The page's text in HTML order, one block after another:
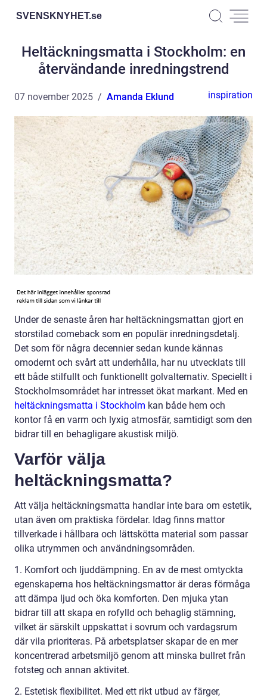
SVENSKNYHET.se
Heltäckningsmatta i Stockholm: en
återvändande inredningstrend
07 november 2025 Amanda Eklund inspiration
Under de senaste åren har heltäckningsmattan gjort en
storstilad comeback som en populär inredningsdetalj.
Det som för några decennier sedan kunde kännas
omodernt och svårt att underhålla, har nu utvecklats till
ett både stilfullt och funktionellt golvalternativ. Speciellt i
Stockholmsområdet har intresset ökat markant. Med en
heltäckningsmatta i Stockholm kan både hem och
kontor få en varm och lyxig atmosfär, samtidigt som den
bidrar till en behagligare akustisk miljö.
Varför välja
heltäckningsmatta?
Att välja heltäckningsmatta handlar inte bara om estetik,
utan även om praktiska fördelar. Idag finns mattor
tillverkade i hållbara och lättskötta material som passar
olika utrymmen och användningsområden.
1. Komfort och ljuddämpning. En av de mest omtyckta
egenskaperna hos heltäckningsmattor är deras förmåga
att dämpa ljud och öka komforten. Den mjuka ytan
bidrar till att skapa en rofylld och behaglig stämning,
vilket är särskilt uppskattat i sovrum och vardagsrum
där vila prioriteras. På arbetsplatser skapar de en mer
koncentrerad arbetsmiljö genom att minska bullret från
fotsteg och annan aktivitet.
2. Estetisk flexibilitet. Med ett rikt utbud av färger,